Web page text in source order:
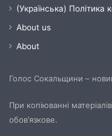
(Українська) Політика
About us
About
Голос Сокальщини –
При копіюванні
обов’язкове.